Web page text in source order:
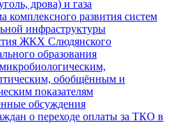
дрова) и газа
комплексного развития систем
инфраструктуры
ЖКХ Слюдянского
образования
обобщённым и
показателям
обсуждения
о переходе оплаты за ТКО в